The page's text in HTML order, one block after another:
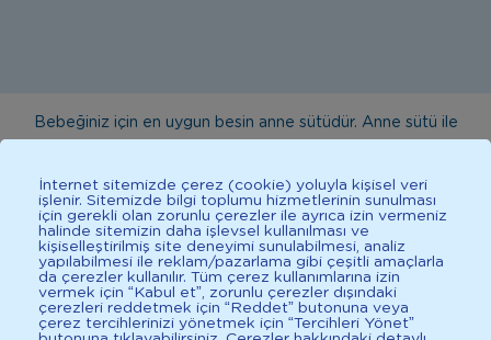
ÜCRETSİZ KARGO Sepete Ekle
Bebeğiniz için en uygun besin anne sütüdür. Anne sütü ile
danışınız. Bu sitede yayınlanan bilgiler hekim tavsiyesi
yerine geçmez. En doğru bilgi için doktorunuza danışınız.
Sağlıklı yaşam için dengeli, çeşitli beslenilmelidir. *D vitamini
çocuklarda bağışıklık sisteminin normal işlevine katkıda
bulunur.
İnternet sitemizde çerez (cookie) yoluyla kişisel veri
işlenir. Sitemizde bilgi toplumu hizmetlerinin sunulması
için gerekli olan zorunlu çerezler ile ayrıca izin vermeniz
halinde sitemizin daha işlevsel kullanılması ve
kişiselleştirilmiş site deneyimi sunulabilmesi, analiz
yapılabilmesi ile reklam/pazarlama gibi çeşitli amaçlarla
da çerezler kullanılır. Tüm çerez kullanımlarına izin
vermek için “Kabul et”, zorunlu çerezler dışındaki
çerezleri reddetmek için “Reddet” butonuna veya
çerez tercihlerinizi yönetmek için “Tercihleri Yönet”